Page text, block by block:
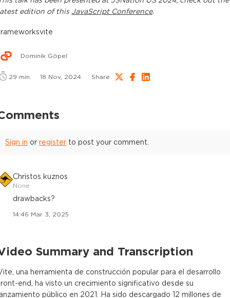
edition of this JavaScript Conference.
vite
Dominik Göpel
29 min 18 Nov, 2024 Share
Sign in or register to post your comment.
Christos kuznos
None
drawbacks?
14:46 Mar 3, 2025
Summary and Transcription
una herramienta de construcción popular para el desarrollo
end, ha visto un crecimiento significativo desde su
público en 2021. Ha sido descargado 12 millones de